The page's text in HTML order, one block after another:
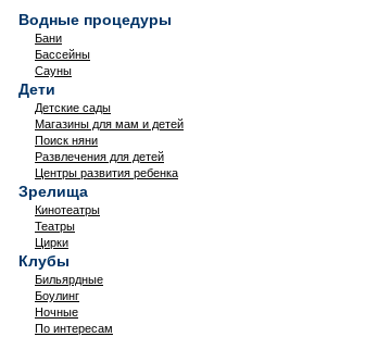
Водные процедуры
Бани
Бассейны
Сауны
Дети
Детские сады
Магазины для мам и детей
Поиск няни
Развлечения для детей
Центры развития ребенка
Зрелища
Кинотеатры
Театры
Цирки
Клубы
Бильярдные
Боулинг
Ночные
По интересам